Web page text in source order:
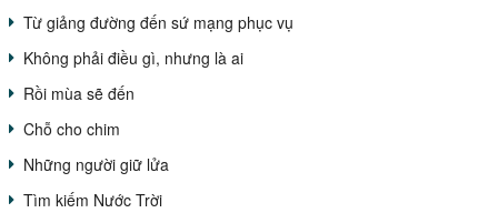
Từ giảng đường đến sứ mạng phục vụ
Không phải điều gì, nhưng là ai
Rồi mùa sẽ đến
Chỗ cho chim
Những người giữ lửa
Tìm kiếm Nước Trời